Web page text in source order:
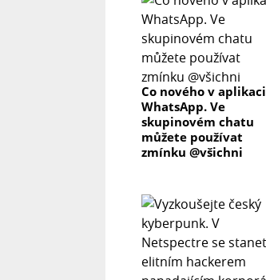
Co nového v aplikaci
WhatsApp. Ve
skupinovém chatu
můžete používat
zmínku @všichni